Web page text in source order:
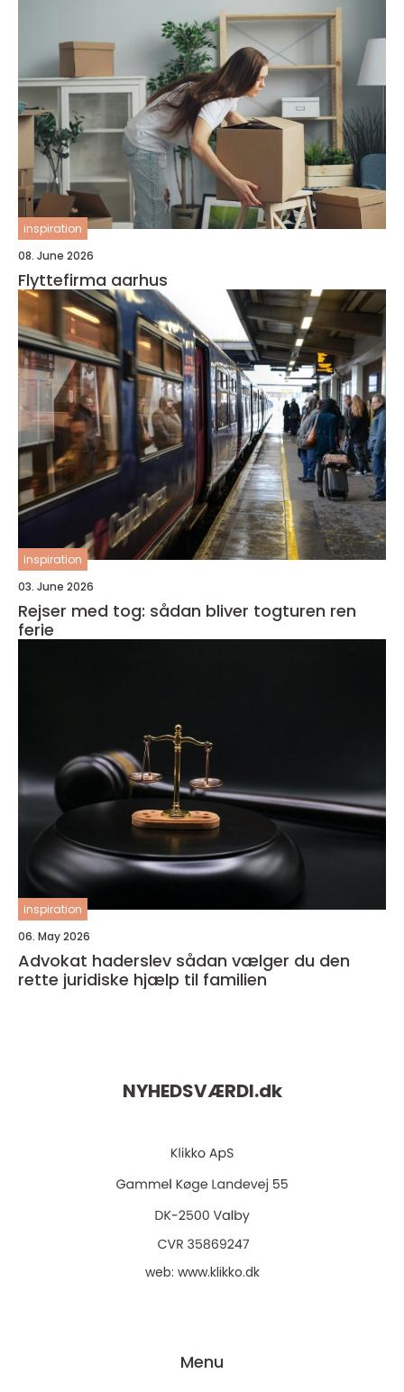
inspiration
08. June 2026
Flyttefirma aarhus
inspiration
03. June 2026
Rejser med tog: sådan bliver togturen ren
ferie
inspiration
06. May 2026
Advokat haderslev sådan vælger du den
rette juridiske hjælp til familien
NYHEDSVÆRDI.dk
web: www.klikko.dk
Menu